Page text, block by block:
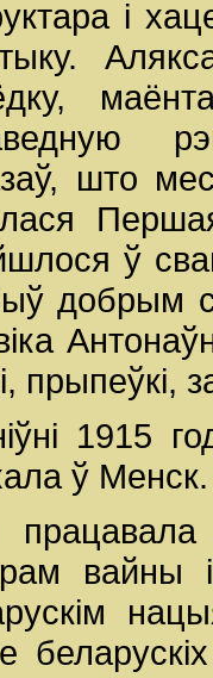
і
што
ў
добрым
прыпеўкі,
1915
ў Менск.
вайны